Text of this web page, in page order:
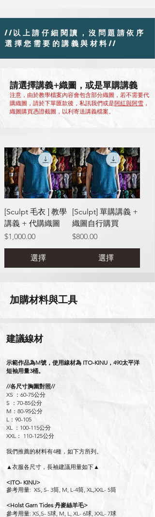
//以上請仔細閱讀，沒問題請依序
選擇您需要的講義與材料//
請選擇講義+織圖，或是單購講義
注意，由於教學檔案內容會包含部分織圖，若不需要代
購織圖， 請於下單匯款後，私訊我們或是阿紅與阿雪 ，
織圖購買憑證截圖，以利寄送講義檔案。
[Sculpt 毛衣 ] 教學
講義 + 代購織圖
價格
$1,000.00
選擇
[Sculpt] 單購講義 +
織圖自行購買
價格
$800.00
選擇
​加購材料與工具
建議線材
示範作品為M號，使用線材為 ITO-KINU，490太平洋
短袖用量3桶。​
//各尺寸胸圍對照//
XS ：60-75公分
S ：70-85公分
M：80-95公分
L：90-105
XL ：100-115公分
XXL： 110-125公分
我們推薦的材料有4種，如下方所列。
▲衣服各尺寸，長袖建議用量如下▲
<ITO- KINU>
參考用量: XS, S- 3筒, M, L-4筒, XL,XXL- 5筒
<Holst Garn Tides 丹麥絲羊毛>
參考用量: XS,S- 5球, M, L, XL- 6球, XXL- 7球